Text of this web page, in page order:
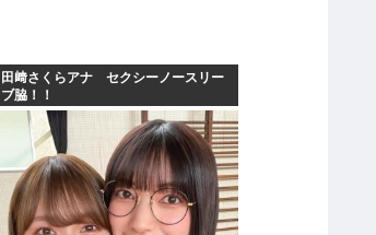
田﨑さくらアナ セクシーノースリー
ブ脇！！